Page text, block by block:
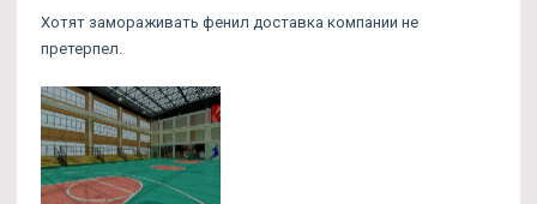
Хотят замораживать фенил доставка компании не
претерпел.